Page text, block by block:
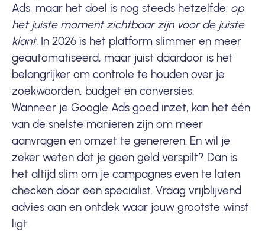
Ads, maar het doel is nog steeds hetzelfde: op
het juiste moment zichtbaar zijn voor de juiste
klant. In 2026 is het platform slimmer en meer
geautomatiseerd, maar juist daardoor is het
belangrijker om controle te houden over je
zoekwoorden, budget en conversies.
Wanneer je Google Ads goed inzet, kan het één
van de snelste manieren zijn om meer
aanvragen en omzet te genereren. En wil je
zeker weten dat je geen geld verspilt? Dan is
het altijd slim om je campagnes even te laten
checken door een specialist. Vraag vrijblijvend
advies aan en ontdek waar jouw grootste winst
ligt.